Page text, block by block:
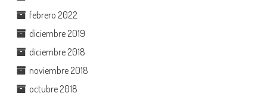
febrero 2022
diciembre 2019
diciembre 2018
noviembre 2018
octubre 2018